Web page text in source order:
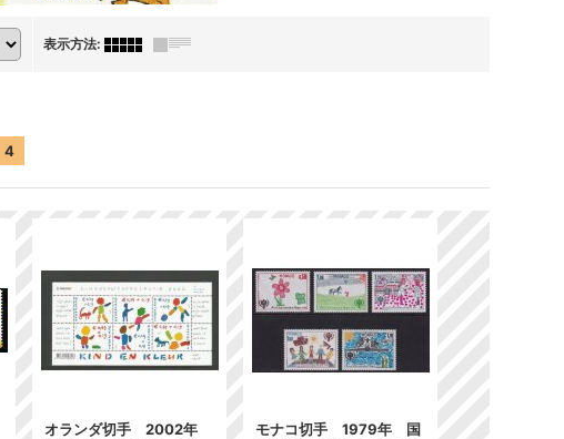
表示方法:
4
オランダ切手 2002年
モナコ切手 1979年 国